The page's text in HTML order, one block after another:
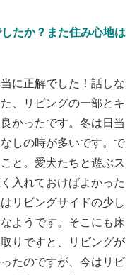
たか？また住み心地は
に正解でした！話しな
、リビングの一部とキ
かったです。冬は日当
しの時が多いです。で
と。愛犬たちと遊ぶス
入れておけばよかった
リビングサイドの少し
ようです。そこにも床
りですと、リビングが
たのですが、今はリビ